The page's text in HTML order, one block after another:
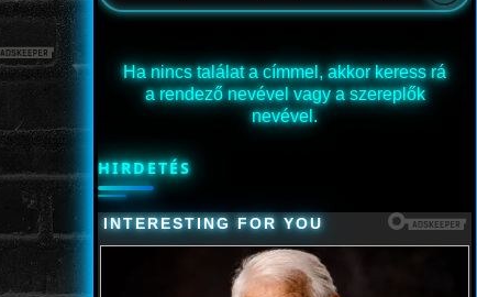
Ha nincs találat a címmel, akkor keress rá
a rendező nevével vagy a szereplők
nevével.
HIRDETÉS